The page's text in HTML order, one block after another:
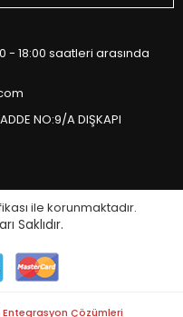
- 18:00 saatleri arasında
NO:9/A DIŞKAPI
ile korunmaktadır.
Saklıdır.
Çözümleri